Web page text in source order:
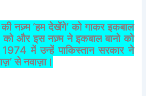
की नज़्म‘हम देखेंगे’को गाकर इकबाल
को और इस नज़्म ने इकबाल बानो को
1974में उन्हें पाकिस्तान सरकार ने
’से नवाज़ा।